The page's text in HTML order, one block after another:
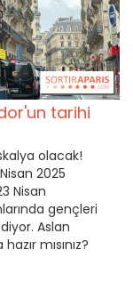
tarihi
olacak!
2025
Nisan
gençleri
Aslan
mısınız?